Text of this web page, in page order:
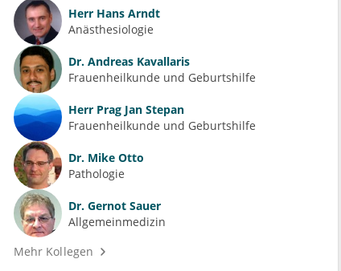
Herr Hans Arndt
Anästhesiologie
Dr. Andreas Kavallaris
Frauenheilkunde und Geburtshilfe
Herr Prag Jan Stepan
Frauenheilkunde und Geburtshilfe
Dr. Mike Otto
Pathologie
Dr. Gernot Sauer
Allgemeinmedizin
Mehr Kollegen